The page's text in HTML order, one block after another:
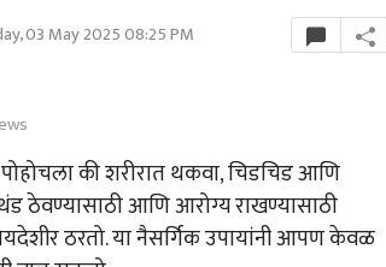
03 May 2025 08:25 PM
की शरीरात थकवा, चिडचिड आणि
ठेवण्यासाठी आणि आरोग्य राखण्यासाठी
ठरतो. या नैसर्गिक उपायांनी आपण केवळ